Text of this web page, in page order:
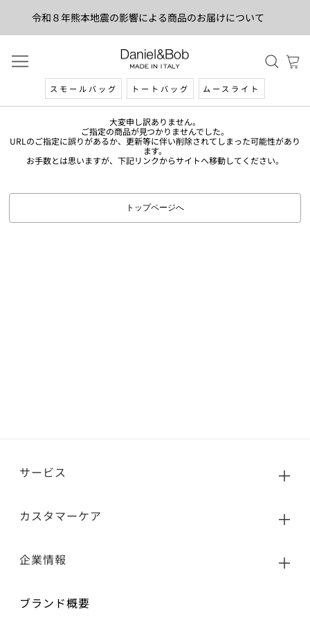
令和８年熊本地震の影響による商品のお届けについて
スモールバッグ トートバッグ ムースライト
大変申し訳ありません。
ご指定の商品が見つかりませんでした。
URLのご指定に誤りがあるか、更新等に伴い削除されてしまった可能性があり
ます。
お手数とは思いますが、下記リンクからサイトへ移動してください。
トップページへ
サービス
カスタマーケア
企業情報
ブランド概要